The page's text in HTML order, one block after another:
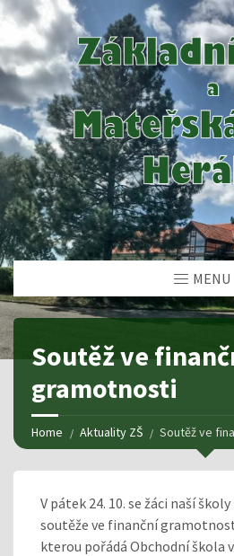
MENU
Soutěž ve
gramotnosti
Home Aktuality ZŠ Soutěž ve
V pátek 24. 10. se žáci naší
soutěže ve finanční
kterou pořádá Obchodní škola